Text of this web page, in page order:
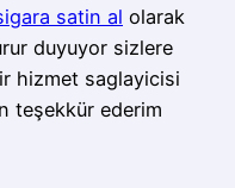
satin al olarak
duyuyor sizlere
hizmet saglayicisi
teşekkür ederim